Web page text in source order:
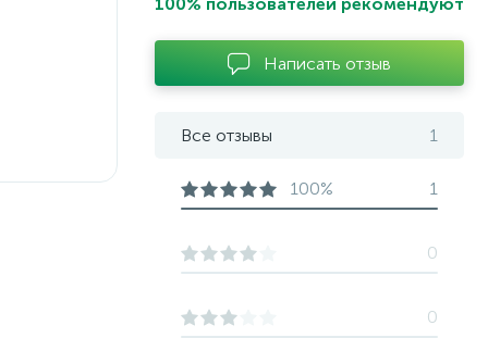
Написать отзыв
Все отзывы 1
100% 1
0
0